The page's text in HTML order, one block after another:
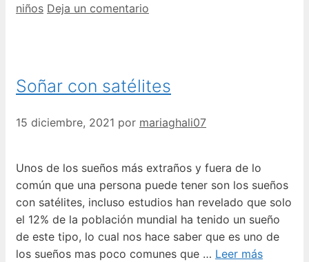
niños Deja un comentario
Soñar con satélites
15 diciembre, 2021 por mariaghali07
Unos de los sueños más extraños y fuera de lo
común que una persona puede tener son los sueños
con satélites, incluso estudios han revelado que solo
el 12% de la población mundial ha tenido un sueño
de este tipo, lo cual nos hace saber que es uno de
los sueños mas poco comunes que … Leer más